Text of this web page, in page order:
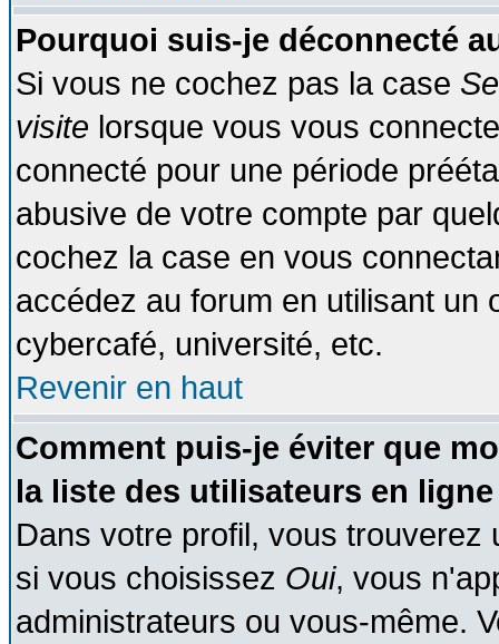
Pourquoi suis-je déconnecté
Si vous ne cochez pas la case
visite lorsque vous vous
connecté pour une période
abusive de votre compte par
cochez la case en vous
accédez au forum en utilisant un
cybercafé, université, etc.
Revenir en haut
Comment puis-je éviter que
la liste des utilisateurs en
Dans votre profil, vous trouverez
si vous choisissez Oui, vous
administrateurs ou vous-même.